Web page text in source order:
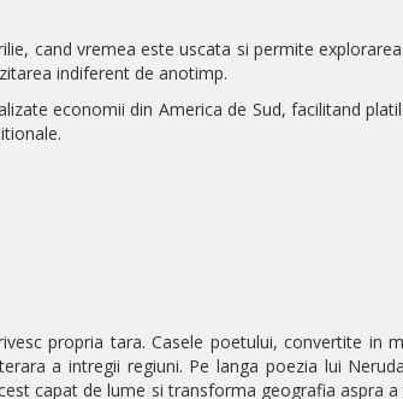
cand vremea este uscata si permite
indiferent de anotimp.
economii din America de Sud, facilitand
propria tara. Casele poetului, convertite in
a intregii regiuni. Pe langa poezia lui
capat de lume si transforma geografia aspra